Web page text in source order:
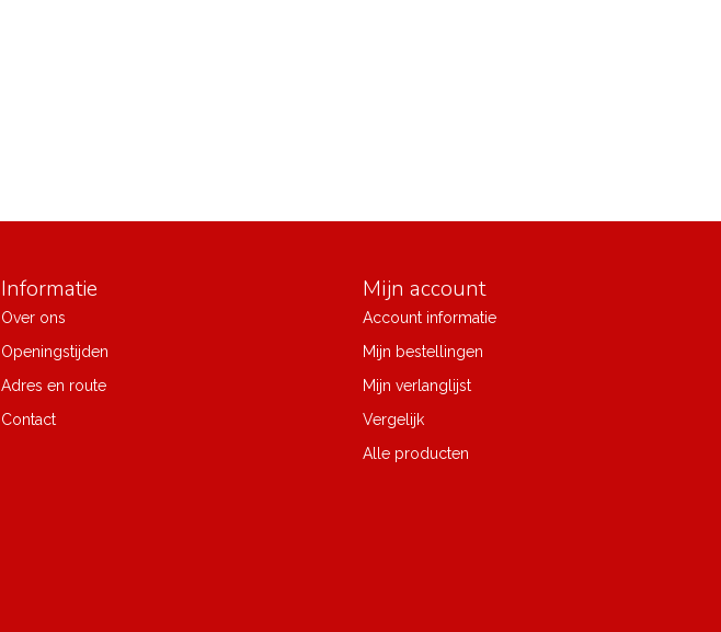
Informatie
Over ons
Openingstijden
Adres en route
Contact
Mijn account
Account informatie
Mijn bestellingen
Mijn verlanglijst
Vergelijk
Alle producten